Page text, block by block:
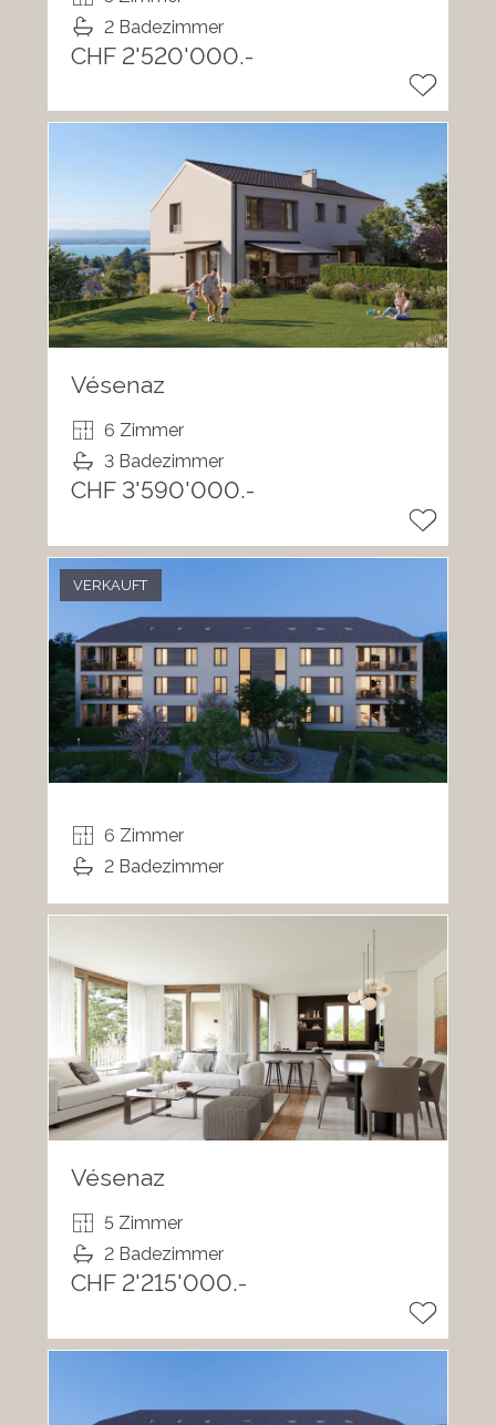
2 Badezimmer
CHF 2'520'000.-
Vésenaz
6 Zimmer
3 Badezimmer
CHF 3'590'000.-
VERKAUFT
6 Zimmer
2 Badezimmer
Vésenaz
5 Zimmer
2 Badezimmer
CHF 2'215'000.-